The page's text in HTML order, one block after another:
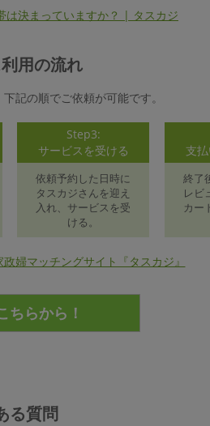
は決まっていますか？ | タスカジ
用の流れ
記の順でご依頼が可能です。
Step3:
サービスを受ける
依頼予約した日時に
タスカジさんを迎え
入れ、サービスを受
ける。
支
終了
レビ
カー
婦マッチングサイト『タスカジ』
る質問